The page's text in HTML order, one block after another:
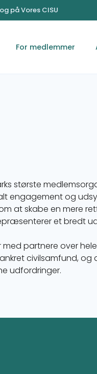
på Vores CISU
For medlemmer
største
engagement og
at skabe en mere
et bredt
partnere over
civilsamfund, og
udfordringer.